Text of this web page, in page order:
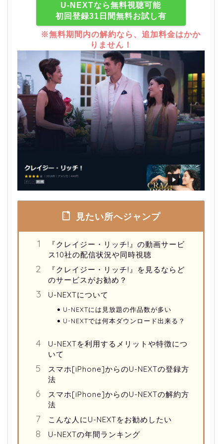
U-NEXTなら無料視聴可能
初回登録31日間無料お試し有
※無料期間内の解約なら、追加料金はかか
りません！
見たい所へジャンプ
『クレイジー・リッチ!』の動画サービ
ス10社の配信状況や同時視聴
『クレイジー・リッチ!』を見るならど
のサービスがお勧め？
U-NEXTについて
U-NEXTには見放題の作品数が多い
U-NEXTでは何本ダウンロード出来る？
U-NEXTを利用するメリットや特徴につ
いて
スマホ[iPhone]からのU-NEXTの登録方
法
スマホ[iPhone]からのU-NEXTの解約方
法
こんな人にU-NEXTをお勧めしたい
U-NEXTの年間ランキング